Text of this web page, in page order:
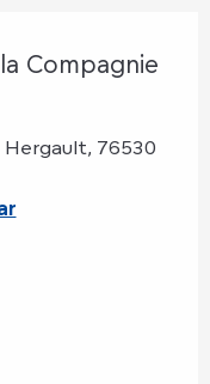
Compagnie
76530